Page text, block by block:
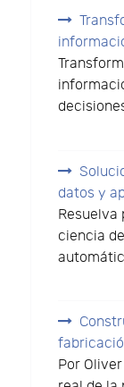
datos y
Resuelva
ciencia
Por